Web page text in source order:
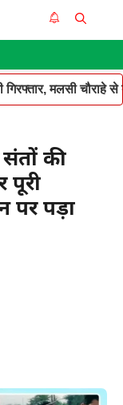
मलसी चौराहे
संतों की
पूरी
पर पड़ा